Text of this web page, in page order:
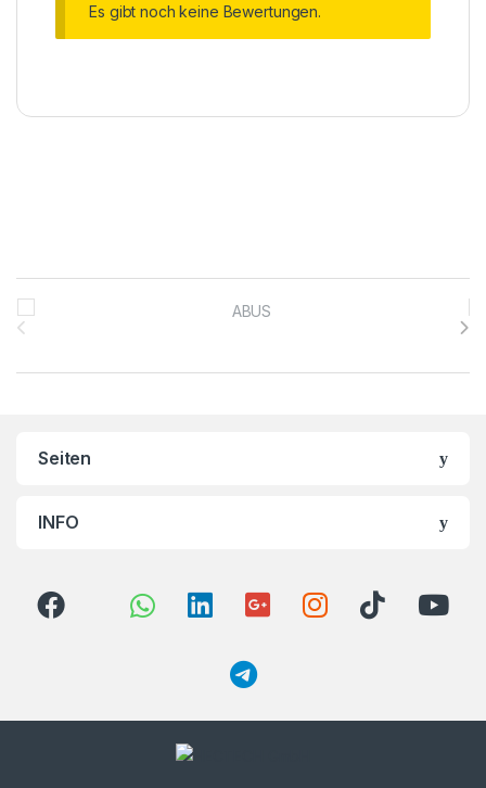
Es gibt noch keine Bewertungen.
Brands Carousel
Seiten
INFO